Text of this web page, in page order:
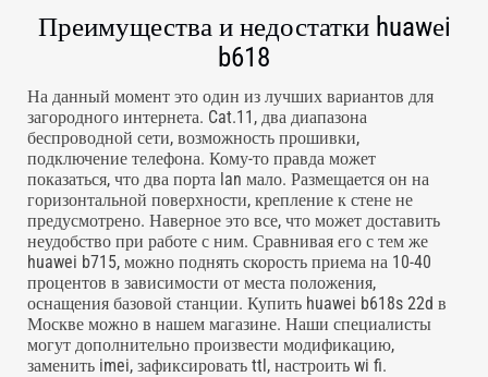
Преимущества и недостатки huawеi
b618
На данный момент это один из лучших вариантов для
загородного интернета. Cat.11, два диапазона
беспроводной сети, возможность прошивки,
подключение телефона. Кому-то правда может
показаться, что два порта lan мало. Размещается он на
горизонтальной поверхности, крепление к стене не
предусмотрено. Наверное это все, что может доставить
неудобство при работе с ним. Сравнивая его с тем же
huawei b715, можно поднять скорость приема на 10-40
процентов в зависимости от места положения,
оснащения базовой станции. Купить huawei b618s 22d в
Москве можно в нашем магазине. Наши специалисты
могут дополнительно произвести модификацию,
заменить imei, зафиксировать ttl, настроить wi fi.